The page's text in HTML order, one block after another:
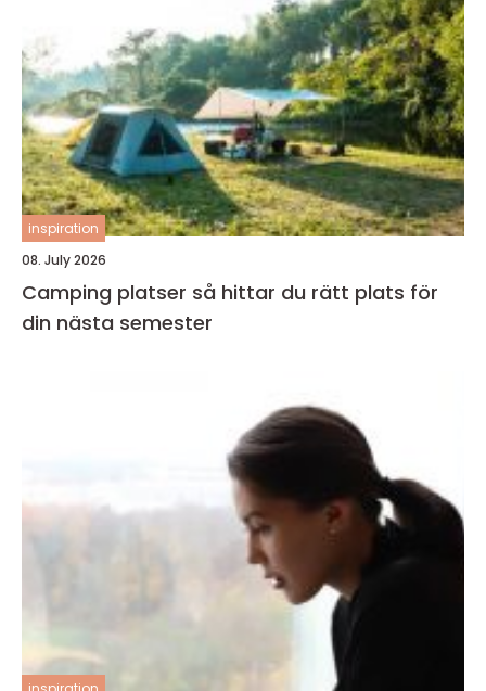
inspiration
08. July 2026
Camping platser så hittar du rätt plats för
din nästa semester